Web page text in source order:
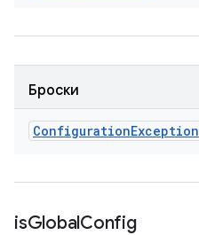
Броски
ConfigurationException
isGlobalConfig